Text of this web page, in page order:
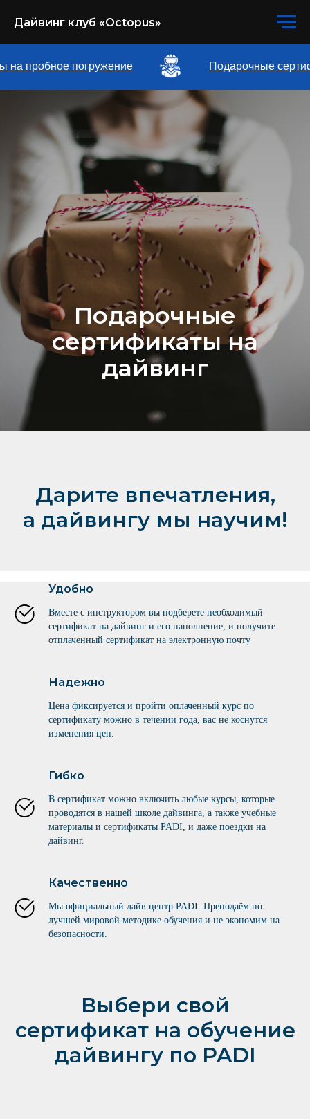
Дайвинг клуб «Octopus»
пробное погружение Подарочные
Подарочные
сертификаты на
дайвинг
Дарите впечатления,
а дайвингу мы научим!
Удобно
Вместе с инструктором вы подберете необходимый
сертификат на дайвинг и его наполнение, и получите
отплаченный сертификат на электронную почту
Надежно
Цена фиксируется и пройти оплаченный курс по
сертификату можно в течении года, вас не коснутся
изменения цен.
Гибко
В сертификат можно включить любые курсы, которые
проводятся в нашей школе дайвинга, а также учебные
материалы и сертификаты PADI, и даже поездки на
дайвинг.
Качественно
Мы официальный дайв центр PADI. Преподаём по
лучшей мировой методике обучения и не экономим на
безопасности.
Выбери свой
сертификат на обучение
дайвингу по PADI